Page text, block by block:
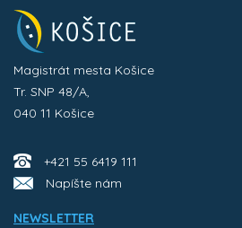
Magistrát mesta Košice
Tr. SNP 48/A,
040 11 Košice
+421 55 6419 111
Napíšte nám
NEWSLETTER